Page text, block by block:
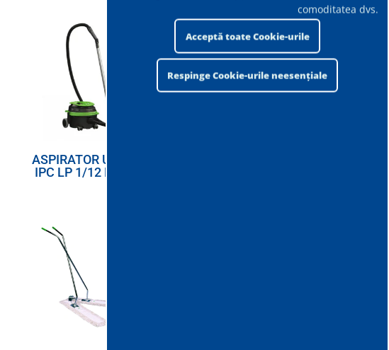
ASPIRATOR USCAT
IPC LP 1/12 ECO B
comoditatea dvs.
Acceptă toate Cookie-urile
Respinge Cookie-urile neesențiale